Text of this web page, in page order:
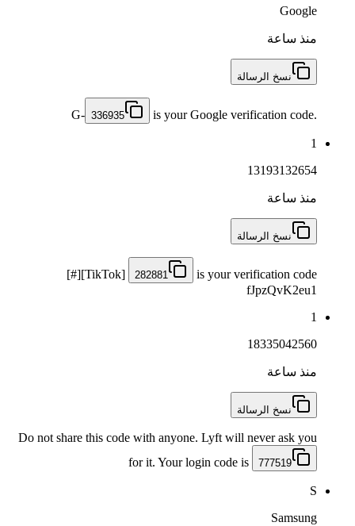
Google
منذ ساعة
نسخ الرسالة
G- 336935 is your Google verification code.
1
13193132654
منذ ساعة
نسخ الرسالة
[#][TikTok] 282881
is your verification code
fJpzQvK2eu1
1
18335042560
منذ ساعة
نسخ الرسالة
Do not share this code with anyone. Lyft will never ask you
for it. Your login code is
777519
S
Samsung